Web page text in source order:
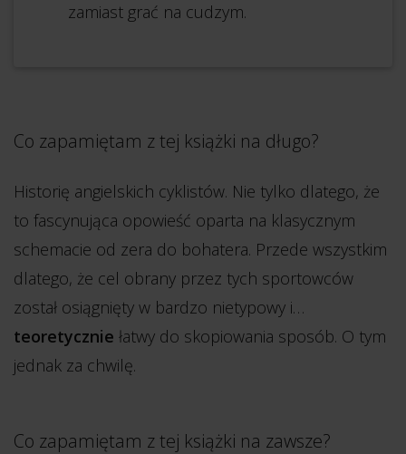
zamiast grać na cudzym.
Co zapamiętam z tej książki na długo?
Historię angielskich cyklistów. Nie tylko dlatego, że
to fascynująca opowieść oparta na klasycznym
schemacie od zera do bohatera. Przede wszystkim
dlatego, że cel obrany przez tych sportowców
został osiągnięty w bardzo nietypowy i…
teoretycznie łatwy do skopiowania sposób. O tym
jednak za chwilę.
Co zapamiętam z tej książki na zawsze?